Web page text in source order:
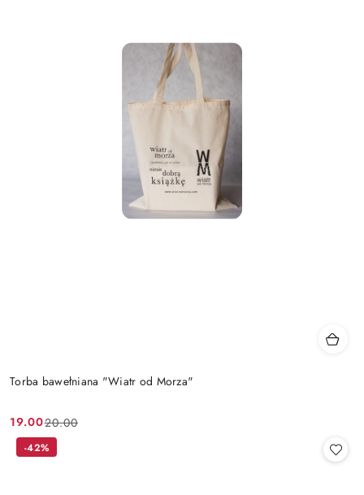
Torba bawełniana "Wiatr od Morza"
Cena
promocyjna:
19.00
Cena
przed
20.00
-42%